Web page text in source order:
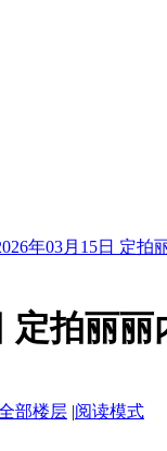
年03月15日 定拍
定拍丽
部楼层 |阅读模式